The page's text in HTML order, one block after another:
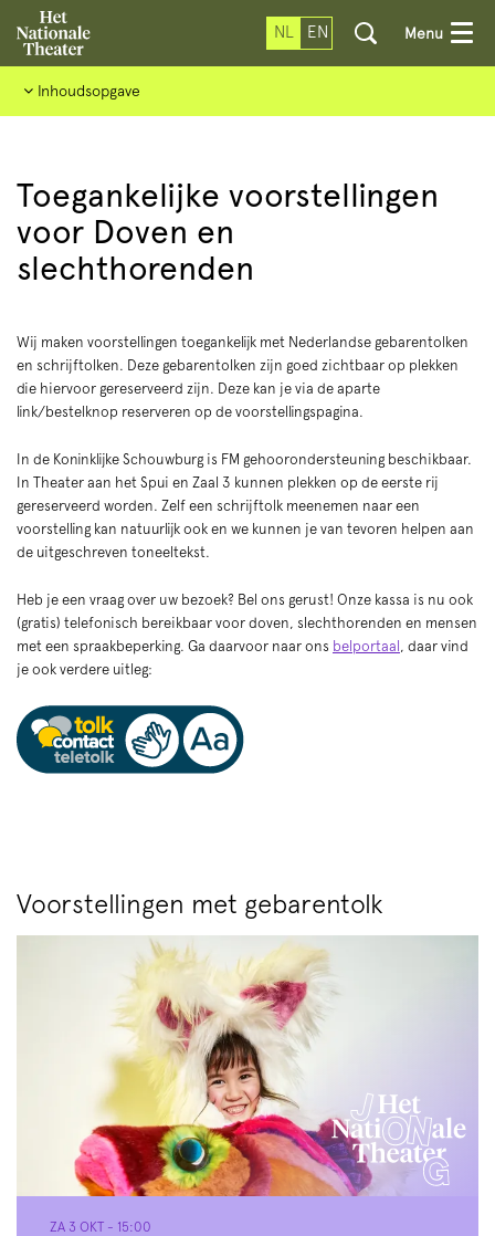
NL EN Menu
Inhoudsopgave
Toegankelijke voorstellingen
voor Doven en
slechthorenden
Wij maken voorstellingen toegankelijk met Nederlandse gebarentolken
en schrijftolken. Deze gebarentolken zijn goed zichtbaar op plekken
die hiervoor gereserveerd zijn. Deze kan je via de aparte
link/bestelknop reserveren op de voorstellingspagina.
In de Koninklijke Schouwburg is FM gehoorondersteuning beschikbaar.
In Theater aan het Spui en Zaal 3 kunnen plekken op de eerste rij
gereserveerd worden. Zelf een schrijftolk meenemen naar een
voorstelling kan natuurlijk ook en we kunnen je van tevoren helpen aan
de uitgeschreven toneeltekst.
Heb je een vraag over uw bezoek? Bel ons gerust! Onze kassa is nu ook
(gratis) telefonisch bereikbaar voor doven, slechthorenden en mensen
met een spraakbeperking. Ga daarvoor naar ons belportaal , daar vind
je ook verdere uitleg:
Voorstellingen met gebarentolk
ZA 3 OKT - 15:00